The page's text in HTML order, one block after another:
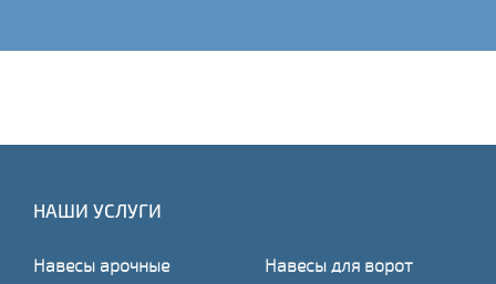
НАШИ УСЛУГИ
Навесы арочные
Навесы для ворот